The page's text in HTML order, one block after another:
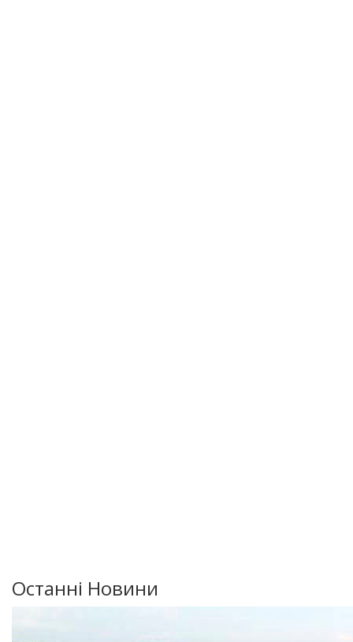
Останні Новини